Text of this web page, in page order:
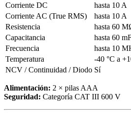
Corriente DC
hasta 10 A
Corriente AC (True RMS)
hasta 10 A
Resistencia
hasta 60
Capacitancia
hasta 60
Frecuencia
hasta 10
Temperatura
-40 °C a
NCV / Continuidad / Diodo Sí
Alimentación: 2 × pilas AAA
Seguridad: Categoría CAT III 600 V